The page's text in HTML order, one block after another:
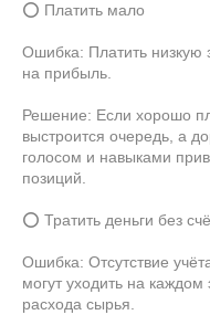
⭕ Платить мало
Ошибка: Платить низкую
на прибыль.
Решение: Если хорошо
выстроится очередь, а
голосом и навыками
позиций.
⭕ Тратить деньги без
Ошибка: Отсутствие
могут уходить на каждом
расхода сырья.